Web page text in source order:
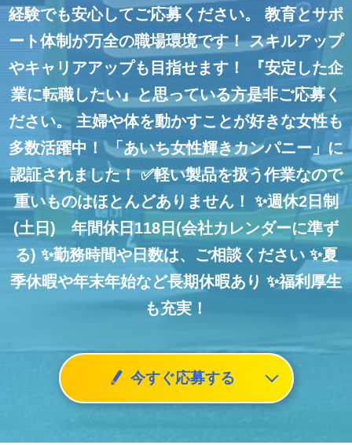
経験でも安心してご応募ください。
教育とサポ
ート体制が万全の職場環境です！スキルアップ
やキャリアアップも目指せます！
『安定した企
業に転職したい』と思っている方是非ご応募く
ださい。 主婦や体を動かすことが好きな女性も
多数活躍中！ 「あいち女性輝きカンパニー」に
認証されました！ ✅軽い製品を扱う作業なので
重いものはほとんどありません！
✨週休2日制
(土日) 年間休日118日(会社カレンダーに準ず
る) ✨勤務時間や日数は、ご相談ください✨夏
季休暇や年末年始など長期休暇あり ✨福利厚生
も充実！
今すぐ応募する